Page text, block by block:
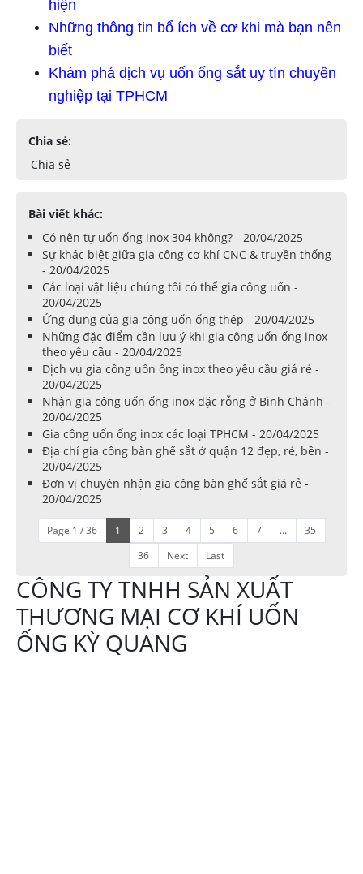
hiện
Những thông tin bổ ích về cơ khi mà bạn nên
biết
Khám phá dịch vụ uốn ống sắt uy tín chuyên
nghiệp tại TPHCM
Chia sẻ:
Chia sẻ
Bài viết khác:
Có nên tự uốn ống inox 304 không? - 20/04/2025
Sự khác biệt giữa gia công cơ khí CNC & truyền thống
- 20/04/2025
Các loại vật liệu chúng tôi có thể gia công uốn -
20/04/2025
Ứng dụng của gia công uốn ống thép - 20/04/2025
Những đặc điểm cần lưu ý khi gia công uốn ống inox
theo yêu cầu - 20/04/2025
Dịch vụ gia công uốn ống inox theo yêu cầu giá rẻ -
20/04/2025
Nhận gia công uốn ống inox đặc rỗng ở Bình Chánh -
20/04/2025
Gia công uốn ống inox các loại TPHCM - 20/04/2025
Địa chỉ gia công bàn ghế sắt ở quận 12 đẹp, rẻ, bền -
20/04/2025
Đơn vị chuyên nhận gia công bàn ghế sắt giá rẻ -
20/04/2025
Page 1 / 36 1 2 3 4 5 6 7 ...
35
36
Next Last
CÔNG TY TNHH SẢN XUẤT
THƯƠNG MẠI CƠ KHÍ UỐN
ỐNG KỲ QUANG